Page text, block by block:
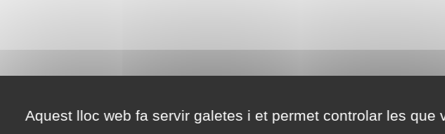
Aquest lloc web fa servir galetes i et permet controlar les que